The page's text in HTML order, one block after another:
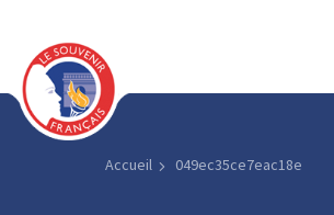
Accueil 049ec35ce7eac18e